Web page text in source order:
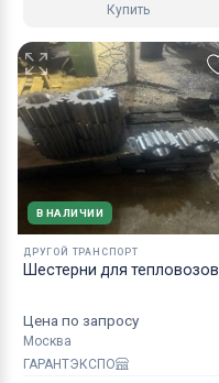
Купить
В НАЛИЧИИ
ДРУГОЙ ТРАНСПОРТ
Шестерни для тепловозов
Цена по запросу
Москва
ГАРАНТЭКСПО